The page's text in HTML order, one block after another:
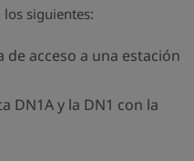
siguientes:
acceso a una estación
DN1A y la DN1 con la